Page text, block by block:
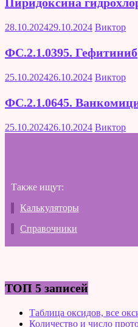
28.10.202429.10.2024 Виктор
ФС.2.1.0395. Гефитиниб
25.10.202426.10.2024 Виктор
ФС.2.1.0645.
25.10.202426.10.2024 Виктор
Также ищут:
Калькуляторы
Справочники
ТОП 5 записей
Таблица оксидов, все
Количество и число